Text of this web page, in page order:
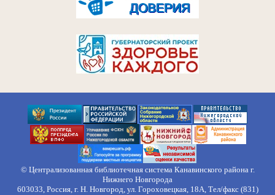
© Централизованная библиотечная система Канавинского района г.
Нижнего Новгорода
603033, Россия, г. Н. Новгород, ул. Гороховецкая, 18А, Тел/факс (831)